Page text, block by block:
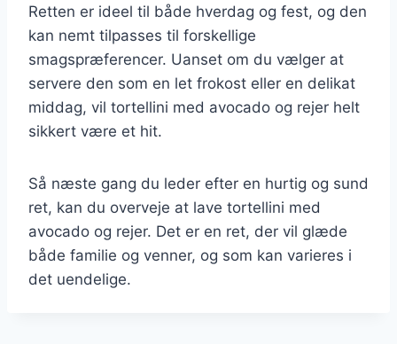
Retten er ideel til både hverdag og fest, og den
kan nemt tilpasses til forskellige
smagspræferencer. Uanset om du vælger at
servere den som en let frokost eller en delikat
middag, vil tortellini med avocado og rejer helt
sikkert være et hit.
Så næste gang du leder efter en hurtig og sund
ret, kan du overveje at lave tortellini med
avocado og rejer. Det er en ret, der vil glæde
både familie og venner, og som kan varieres i
det uendelige.